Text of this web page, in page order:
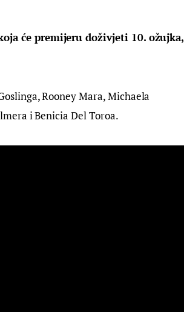
će premijeru doživjeti 10. ožujka,
Rooney Mara, Michaela
i Benicia Del Toroa.